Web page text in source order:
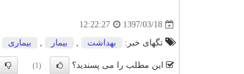
1397/03/18
12:22:27
تگهای خبر: بهداشت , بیمار , بیماری
این مطلب را می پسندید؟ (1)